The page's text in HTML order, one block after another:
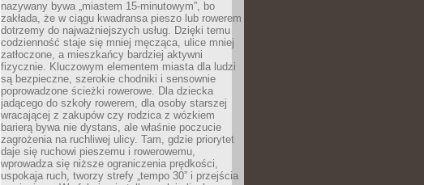
nazywany bywa „miastem 15-minutowym”, bo
zakłada, że w ciągu kwadransa pieszo lub rowerem
dotrzemy do najważniejszych usług. Dzięki temu
codzienność staje się mniej męcząca, ulice mniej
zatłoczone, a mieszkańcy bardziej aktywni
fizycznie. Kluczowym elementem miasta dla ludzi
są bezpieczne, szerokie chodniki i sensownie
poprowadzone ścieżki rowerowe. Dla dziecka
jadącego do szkoły rowerem, dla osoby starszej
wracającej z zakupów czy rodzica z wózkiem
barierą bywa nie dystans, ale właśnie poczucie
zagrożenia na ruchliwej ulicy. Tam, gdzie priorytet
daje się ruchowi pieszemu i rowerowemu,
wprowadza się niższe ograniczenia prędkości,
uspokaja ruch, tworzy strefy „tempo 30” i przejścia